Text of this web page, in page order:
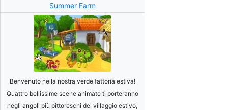
Summer Farm
Benvenuto nella nostra verde fattoria estiva!
Quattro bellissime scene animate ti porteranno
negli angoli più pittoreschi del villaggio estivo,